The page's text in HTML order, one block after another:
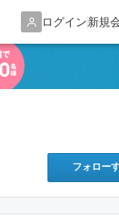
ログイン新規
フォロー